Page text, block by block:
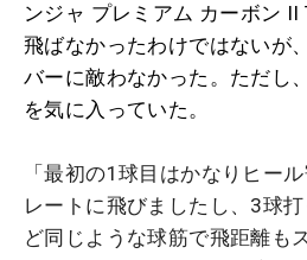
ンジャ プレミアム カーボン
飛ばなかったわけではないが
バーに敵わなかった。ただし
を気に入っていた。
「最初の1球目はかなりヒー
レートに飛びましたし、3球
ど同じような球筋で飛距離も